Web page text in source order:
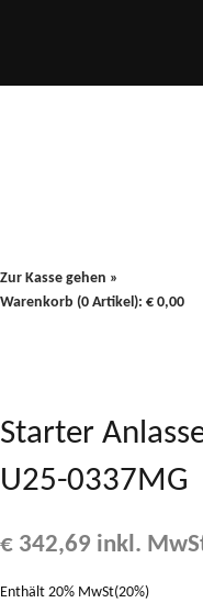
Zur Kasse gehen »
Warenkorb (0 Artikel): € 0,00
Starter
U25-0337MG
€ 342,69 inkl.
Enthält 20% MwSt(20%)